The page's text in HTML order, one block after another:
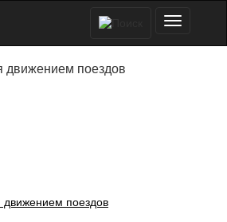
движением поездов